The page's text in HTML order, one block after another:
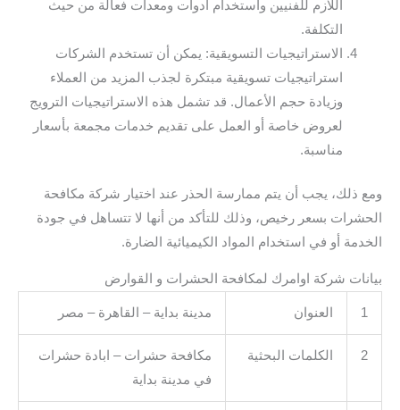
اللازم للفنيين واستخدام أدوات ومعدات فعالة من حيث
التكلفة.
الاستراتيجيات التسويقية: يمكن أن تستخدم الشركات
استراتيجيات تسويقية مبتكرة لجذب المزيد من العملاء
وزيادة حجم الأعمال. قد تشمل هذه الاستراتيجيات الترويج
لعروض خاصة أو العمل على تقديم خدمات مجمعة بأسعار
مناسبة.
ومع ذلك، يجب أن يتم ممارسة الحذر عند اختيار شركة مكافحة
الحشرات بسعر رخيص، وذلك للتأكد من أنها لا تتساهل في جودة
الخدمة أو في استخدام المواد الكيميائية الضارة.
بيانات شركة اوامرك لمكافحة الحشرات و القوارض
1 العنوان مدينة بداية – القاهرة – مصر
2 الكلمات البحثية
مكافحة حشرات – ابادة حشرات
في مدينة بداية